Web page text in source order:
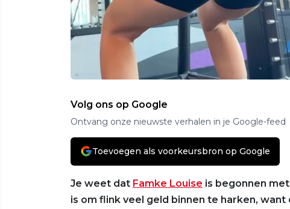
Volg ons op Google
Ontvang onze nieuwste verhalen in je Google-feed
Toevoegen als voorkeursbron op Google
Je weet dat Famke Louise is begonnen
is om flink veel geld binnen te harken,